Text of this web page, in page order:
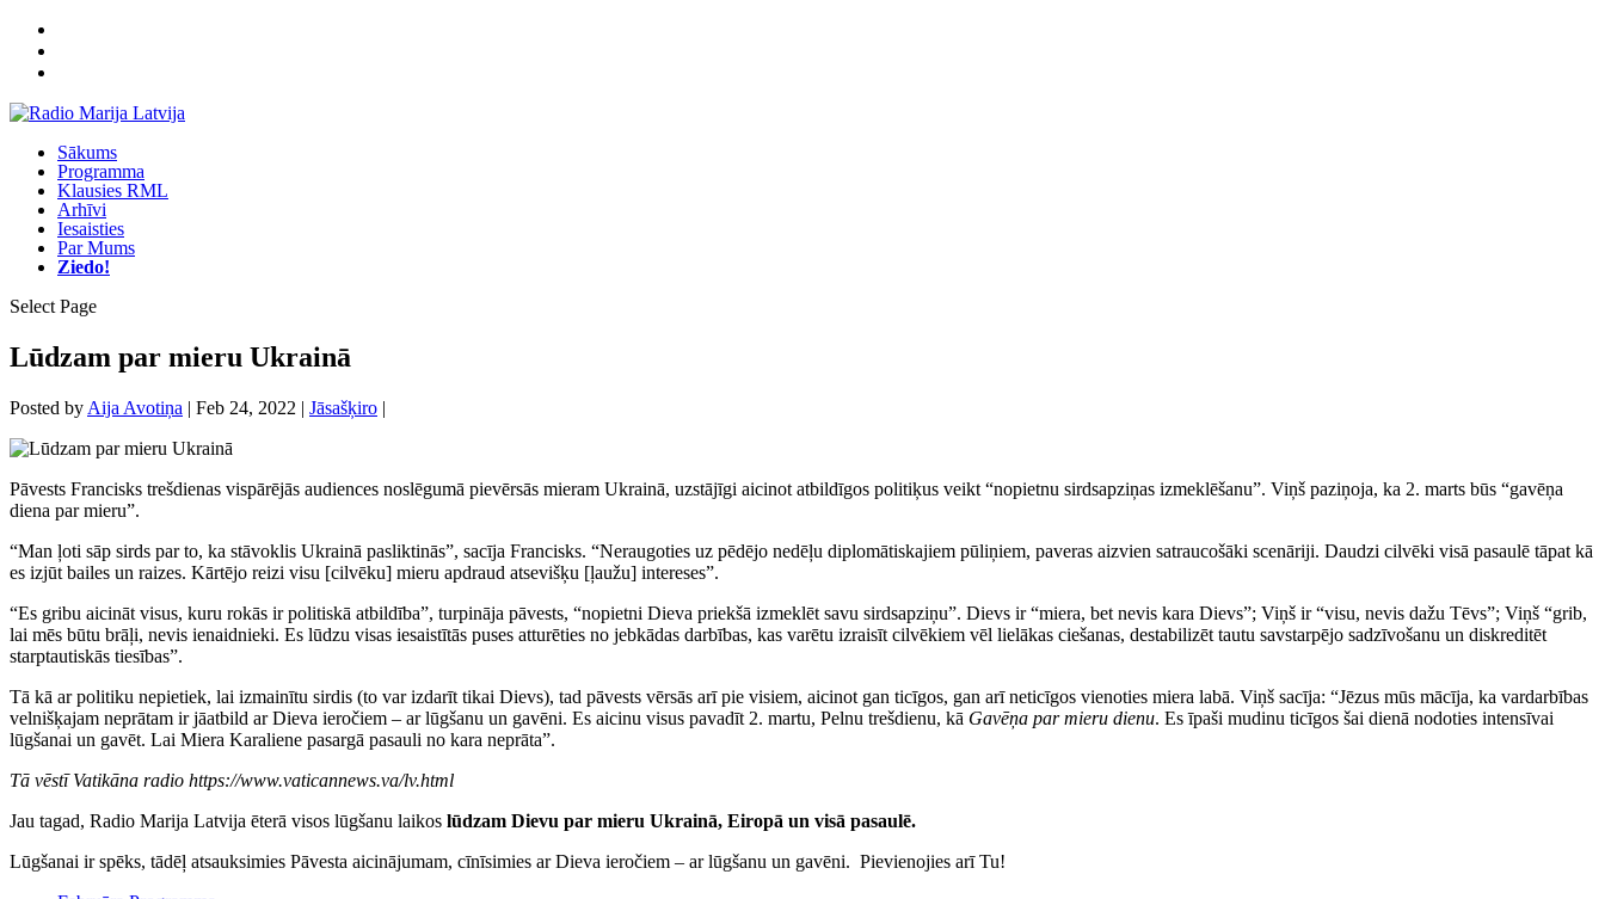
Sākums
Programma
Klausies RML
Arhīvi
Iesaisties
Par Mums
Ziedo!
Select Page
Lūdzam par mieru Ukrainā
Posted by Aija Avotiņa | Feb 24, 2022 | Jāsašķiro |
Pāvests Francisks trešdienas vispārējās audiences noslēgumā pievērsās mieram Ukrainā, uzstājīgi aicinot atbildīgos politiķus veikt “nopietnu sirdsapziņas izmeklēšanu”. Viņš paziņoja, ka 2. marts būs “gavēņa
diena par mieru”.
“Man ļoti sāp sirds par to, ka stāvoklis Ukrainā pasliktinās”, sacīja Francisks. “Neraugoties uz pēdējo nedēļu diplomātiskajiem pūliņiem, paveras aizvien satraucošāki scenāriji. Daudzi cilvēki visā pasaulē tāpat kā
es izjūt bailes un raizes. Kārtējo reizi visu [cilvēku] mieru apdraud atsevišķu [ļaužu] intereses”.
“Es gribu aicināt visus, kuru rokās ir politiskā atbildība”, turpināja pāvests, “nopietni Dieva priekšā izmeklēt savu sirdsapziņu”. Dievs ir “miera, bet nevis kara Dievs”; Viņš ir “visu, nevis dažu Tēvs”; Viņš “grib,
lai mēs būtu brāļi, nevis ienaidnieki. Es lūdzu visas iesaistītās puses atturēties no jebkādas darbības, kas varētu izraisīt cilvēkiem vēl lielākas ciešanas, destabilizēt tautu savstarpējo sadzīvošanu un diskreditēt
starptautiskās tiesības”.
Tā kā ar politiku nepietiek, lai izmainītu sirdis (to var izdarīt tikai Dievs), tad pāvests vērsās arī pie visiem, aicinot gan ticīgos, gan arī neticīgos vienoties miera labā. Viņš sacīja: “Jēzus mūs mācīja, ka vardarbības
velnišķajam neprātam ir jāatbild ar Dieva ieročiem – ar lūgšanu un gavēni. Es aicinu visus pavadīt 2. martu, Pelnu trešdienu, kā Gavēņa par mieru dienu. Es īpaši mudinu ticīgos šai dienā nodoties intensīvai
lūgšanai un gavēt. Lai Miera Karaliene pasargā pasauli no kara neprāta”.
Tā vēstī Vatikāna radio https://www.vaticannews.va/lv.html
Jau tagad, Radio Marija Latvija ēterā visos lūgšanu laikos lūdzam Dievu par mieru Ukrainā, Eiropā un visā pasaulē.
Lūgšanai ir spēks, tādēļ atsauksimies Pāvesta aicinājumam, cīnīsimies ar Dieva ieročiem – ar lūgšanu un gavēni. Pievienojies arī Tu!